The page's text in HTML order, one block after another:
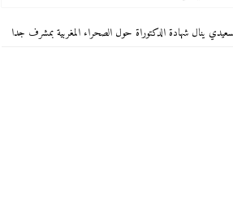
ينال شهادة الدكتوراة حول الصحراء المغربية بمشرف جدا